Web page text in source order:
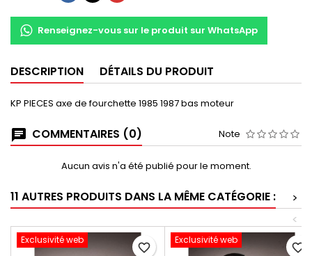
Renseignez-vous sur le produit sur WhatsApp
DESCRIPTION DÉTAILS DU PRODUIT
KP PIECES axe de fourchette 1985 1987 bas moteur
COMMENTAIRES (0) Note
Aucun avis n'a été publié pour le moment.
11 AUTRES PRODUITS DANS LA MÊME CATÉGORIE :
>
<
Exclusivité web
favorite_border
Exclusivité web
favorite_border